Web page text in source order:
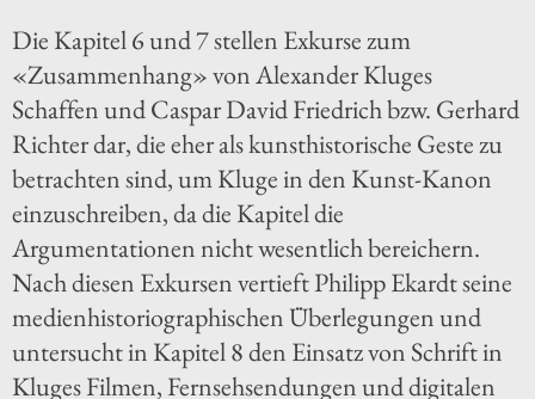
Die Kapitel 6 und 7 stellen Exkurse zum
«Zusammenhang» von Alexander Kluges
Schaffen und Caspar David Friedrich bzw. Gerhard
Richter dar, die eher als kunsthistorische Geste zu
betrachten sind, um Kluge in den Kunst-Kanon
einzuschreiben, da die Kapitel die
Argumentationen nicht wesentlich bereichern.
Nach diesen Exkursen vertieft Philipp Ekardt seine
medienhistoriographischen Überlegungen und
untersucht in Kapitel 8 den Einsatz von Schrift in
Kluges Filmen, Fernsehsendungen und digitalen